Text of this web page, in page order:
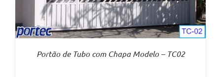
Portão de Tubo com Chapa Modelo – TC02